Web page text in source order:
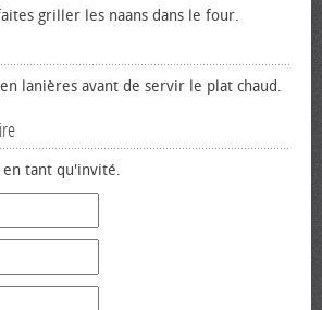
griller les naans dans le four.
lanières avant de servir le plat chaud.
tant qu'invité.